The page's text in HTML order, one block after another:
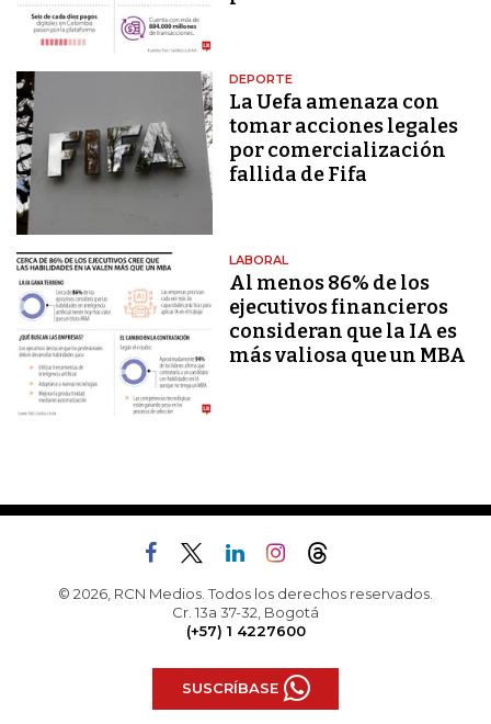
DEPORTE
La Uefa amenaza con
tomar acciones legales
por comercialización
fallida de Fifa
LABORAL
Al menos 86% de los
ejecutivos financieros
consideran que la IA es
más valiosa que un MBA
© 2026, RCN Medios. Todos los derechos reservados.
Cr. 13a 37-32, Bogotá
(+57) 1 4227600
SUSCRÍBASE